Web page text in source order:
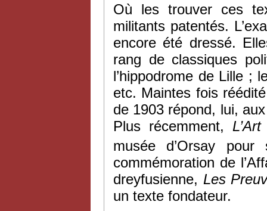
Où les trouver ces
militants patentés.
encore été dressé.
rang de classiques
l’hippodrome de Lille ;
etc. Maintes fois
de 1903 répond, lui,
Plus récemment,
musée d’Orsay
commémoration de
dreyfusienne, Les
un texte fondateur.